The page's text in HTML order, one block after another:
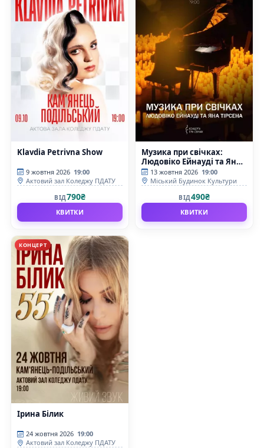
Klavdia Petrivna Show
9 жовтня 2026 19:00
Актовий зал Коледжу ПДАТУ
ВІД790₴
КВИТКИ
Музика при свічках:
Людовіко Ейнауді та Ян
Тірсен
13 жовтня 2026 19:00
Міський Будинок Культури
ВІД490₴
КВИТКИ
КОНЦЕРТ
Ірина Білик
24 жовтня 2026 19:00
Актовий зал Коледжу ПДАТУ